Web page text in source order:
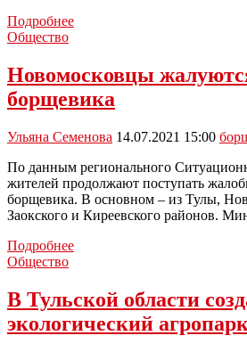
ПодробнееОпасный
полезным
Общество
Новомосковцы
борщевика
Ульяна Семенова 14.07.2021 15:00
По данным регионального
жителей продолжают поступать
борщевика. В основном – из Тулы,
Заокского и Киреевского районов.
ПодробнееНовомосковцы
заросли
борщевика
Общество
В Тульской области
экологический агропарк